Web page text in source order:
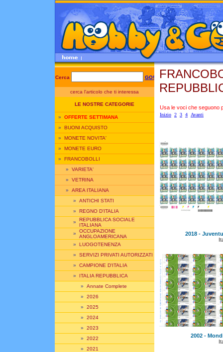
Cerca GO!
cerca l'articolo che ti interessa
LE NOSTRE CATEGORIE
» OFFERTE SETTIMANA
» BUONI ACQUISTO
» MONETE NOVITA'
» MONETE EURO
» FRANCOBOLLI
» VARIETA'
» VETRINA
» AREA ITALIANA
» ANTICHI STATI
» REGNO D'ITALIA
» REPUBBLICA SOCIALE
ITALIANA
» OCCUPAZIONE
ANGLOAMERICANA
» LUOGOTENENZA
» SERVIZI PRIVATI AUTORIZZATI
» CAMPIONE D'ITALIA
» ITALIA REPUBBLICA
» Annate Complete
» 2026
» 2025
» 2024
» 2023
» 2022
» 2021
Usa le voci che seguono
Inizio 2 3 4 Avanti
2018 -
2002 -